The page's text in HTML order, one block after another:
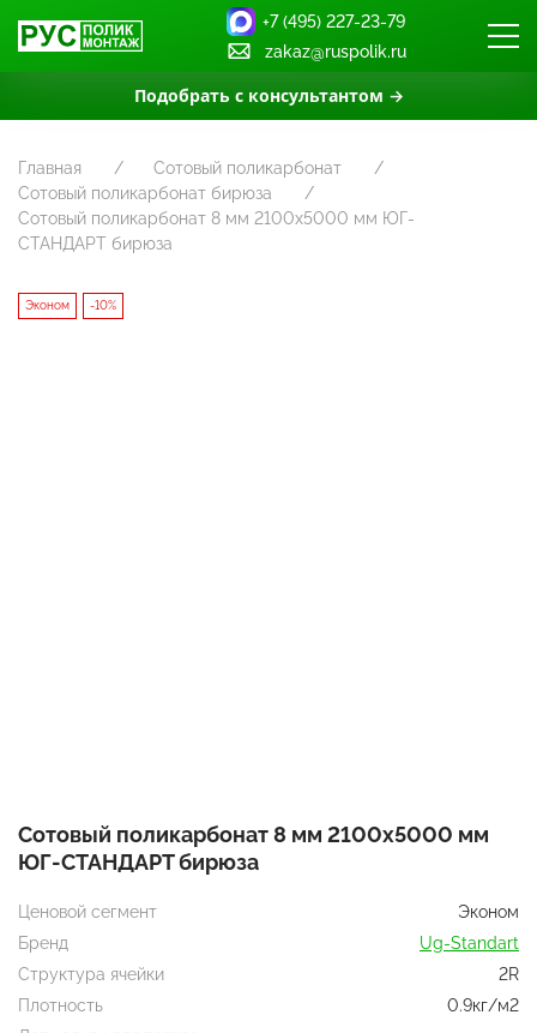
Подобрать с консультантом →
+7 (495) 227-23-79
zakaz@ruspolik.ru
Главная
Сотовый поликарбонат
Сотовый поликарбонат бирюза
Сотовый поликарбонат 8 мм 2100х5000 мм ЮГ-
СТАНДАРТ бирюза
Эконом -10%
Сотовый поликарбонат 8 мм 2100х5000 мм
ЮГ-СТАНДАРТ бирюза
Ценовой сегмент
Эконом
Бренд
Ug-Standart
Структура ячейки
2R
Плотность
0.9кг/м2